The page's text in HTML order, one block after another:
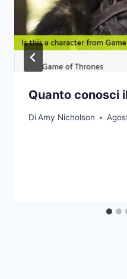
Quanto conosci
DiAmy Nicholson